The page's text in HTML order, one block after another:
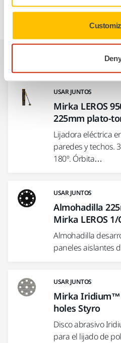
paredes Mirka® LEROS y LEROS-
Productos
USAR JUNTOS
Mirka LEROS
225mm plato-
Lijadora eléctrica
paredes y techos.
180º. Órbita…
USAR JUNTOS
Almohadilla
Mirka LEROS 1/
Almohadilla
paneles aislantes
USAR JUNTOS
Mirka Iridium™
holes Styro
Disco abrasivo
para el lijado de